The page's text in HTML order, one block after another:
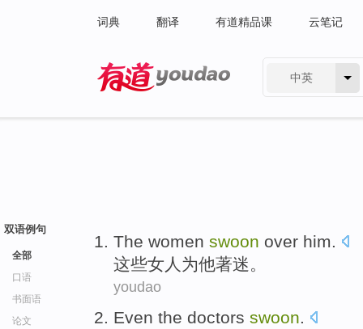
词典 翻译 有道精品课 云笔记
中英
双语例句
全部
口语
书面语
论文
The women swoon over him.
这些女人 为他著迷。
youdao
Even the doctors swoon.